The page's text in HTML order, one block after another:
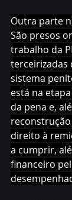
Outra parte
São presos
trabalho da
terceirizadas
sistema
está na
da pena e,
direito à
a cumprir,
financeiro